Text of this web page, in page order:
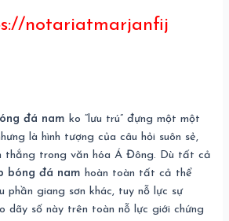
notariatmarjanfij
đá nam ko “lưu trú” đựng một một
là hình tượng của câu hỏi suôn sẻ,
thắng trong văn hóa Á Đông. Dù tất cả
bóng đá nam hoàn toàn tất cả thể
phần giang sơn khác, tuy nỗ lực sự
dãy số này trên toàn nỗ lực giới chứng